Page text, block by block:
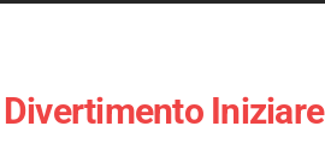
Iniziare